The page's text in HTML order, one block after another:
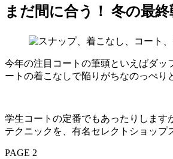
まだ間に合う！ 冬の最
今年の注目コートの筆頭といえばダッ
ートの着こなしで陥りがちなのっぺり
学生コートの定番でもあったりしま
テクニックを、有名セレクトショップ
PAGE 2